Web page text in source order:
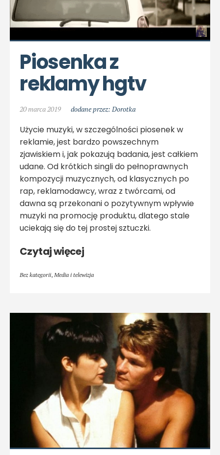
Piosenka z
reklamy hgtv
20 marca 2019 dodane przez: Dorotka
Użycie muzyki, w szczególności piosenek w
reklamie, jest bardzo powszechnym
zjawiskiem i, jak pokazują badania, jest całkiem
udane. Od krótkich singli do pełnoprawnych
kompozycji muzycznych, od klasycznych po
rap, reklamodawcy, wraz z twórcami, od
dawna są przekonani o pozytywnym wpływie
muzyki na promocję produktu, dlatego stale
uciekają się do tej prostej sztuczki.
Czytaj więcej
Bez kategorii, Media i telewizja